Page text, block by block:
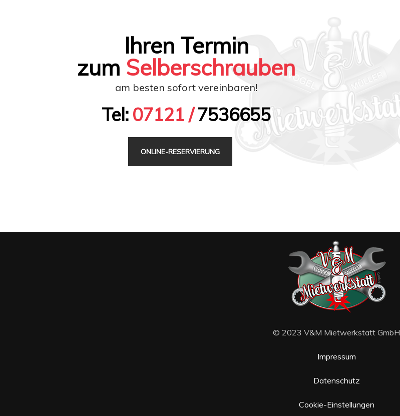
Ihren Termin
zum Selberschrauben
am besten sofort vereinbaren!
Tel: 07121 /7536655
ONLINE-RESERVIERUNG
© 2023 V&M Mietwerkstatt GmbH
Impressum
Datenschutz
Cookie-Einstellungen